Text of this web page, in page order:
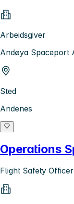
Arbeidsgiver
Andøya Spaceport
Sted
Andenes
Operations
Flight Safety